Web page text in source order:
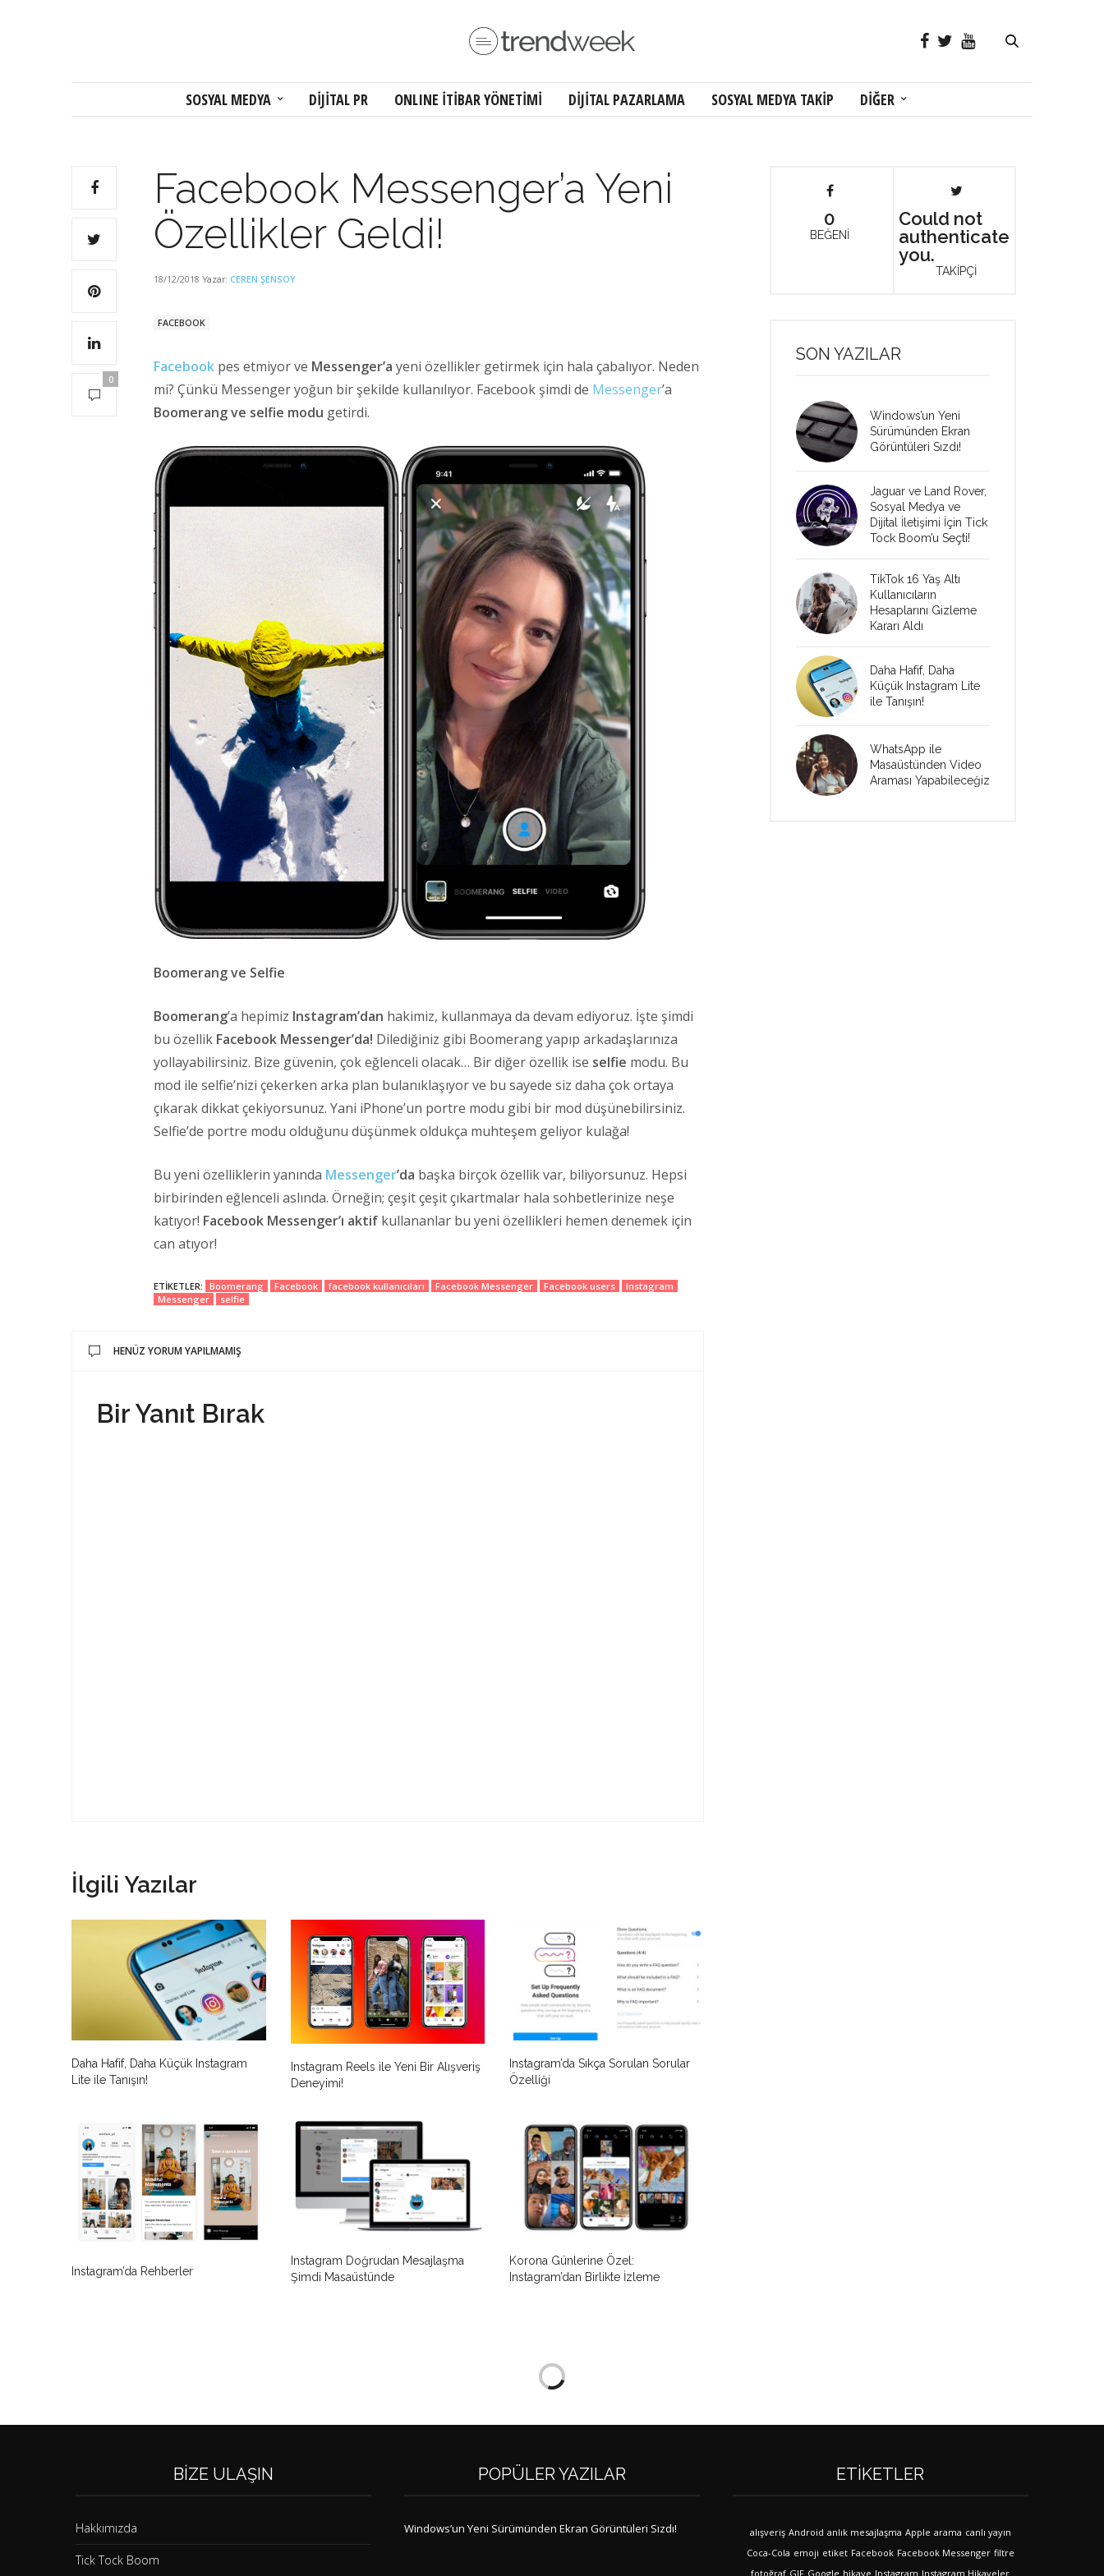
SOSYAL MEDYA DİJİTAL PR ONLINE İTİBAR YÖNETİMİ DİJİTAL PAZARLAMA SOSYAL MEDYA TAKİP DİĞER
0
Facebook Messenger’a Yeni
Özellikler Geldi!
18/12/2018 Yazar: CEREN ŞENSOY
FACEBOOK
Facebook pes etmiyor ve Messenger’a yeni özellikler getirmek için hala çabalıyor. Neden
mi? Çünkü Messenger yoğun bir şekilde kullanılıyor. Facebook şimdi de Messenger’a
Boomerang ve selfie modu getirdi.
Boomerang ve Selfie
Boomerang’a hepimiz Instagram’dan hakimiz, kullanmaya da devam ediyoruz. İşte şimdi
bu özellik Facebook Messenger’da! Dilediğiniz gibi Boomerang yapıp arkadaşlarınıza
yollayabilirsiniz. Bize güvenin, çok eğlenceli olacak… Bir diğer özellik ise selfie modu. Bu
mod ile selfie’nizi çekerken arka plan bulanıklaşıyor ve bu sayede siz daha çok ortaya
çıkarak dikkat çekiyorsunuz. Yani iPhone’un portre modu gibi bir mod düşünebilirsiniz.
Selfie’de portre modu olduğunu düşünmek oldukça muhteşem geliyor kulağa!
Bu yeni özelliklerin yanında Messenger’da başka birçok özellik var, biliyorsunuz. Hepsi
birbirinden eğlenceli aslında. Örneğin; çeşit çeşit çıkartmalar hala sohbetlerinize neşe
katıyor! Facebook Messenger’ı aktif kullananlar bu yeni özellikleri hemen denemek için
can atıyor!
ETIKETLER: Boomerang Facebook facebook kullanıcıları Facebook Messenger Facebook users
Instagram
Messenger
selfie
HENÜZ YORUM YAPILMAMIŞ
Bir Yanıt Bırak
İlgili Yazılar
Daha Hafif, Daha Küçük Instagram
Lite ile Tanışın!
Instagram Reels ile Yeni Bir Alışveriş
Deneyimi!
Instagram’da Sıkça Sorulan Sorular
Özelliği
Instagram’da Rehberler
Instagram Doğrudan Mesajlaşma
Şimdi Masaüstünde
Korona Günlerine Özel:
Instagram’dan Birlikte İzleme
0
BEĞENİ
Could not
authenticate
you.
TAKİPÇİ
SON YAZILAR
Windows’un Yeni
Sürümünden Ekran
Görüntüleri Sızdı!
Jaguar ve Land Rover,
Sosyal Medya ve
Dijital İletişimi İçin Tick
Tock Boom’u Seçti!
TikTok 16 Yaş Altı
Kullanıcıların
Hesaplarını Gizleme
Kararı Aldı
Daha Hafif, Daha
Küçük Instagram Lite
ile Tanışın!
WhatsApp ile
Masaüstünden Video
Araması Yapabileceğiz
BIZE ULAŞIN
Hakkımızda
Tick Tock Boom
POPÜLER YAZILAR
Windows’un Yeni Sürümünden Ekran Görüntüleri Sızdı!
ETIKETLER
alışveriş Android anlık mesajlaşma Apple arama canlı yayın
Coca-Cola emoji etiket Facebook Facebook Messenger filtre
fotoğraf GIF Google hikaye Instagram Instagram Hikayeler